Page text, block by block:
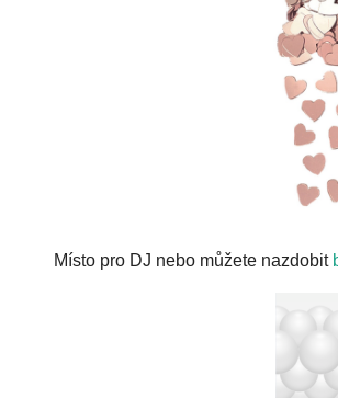
Místo pro DJ nebo můžete nazdobit